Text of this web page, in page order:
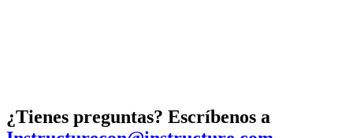
¿Tienes preguntas? Escríbenos a